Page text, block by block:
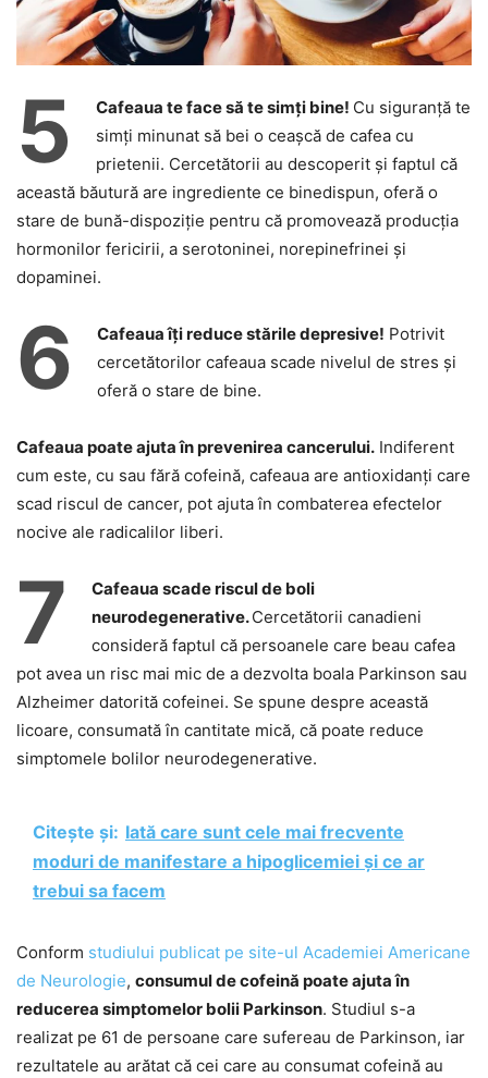
5 Cafeaua te face să te simți bine! Cu siguranță te
simți minunat să bei o ceașcă de cafea cu
prietenii. Cercetătorii au descoperit și faptul că
această băutură are ingrediente ce binedispun, oferă o
stare de bună-dispoziție pentru că promovează producția
hormonilor fericirii, a serotoninei, norepinefrinei și
dopaminei.
6 Cafeaua îți reduce stările depresive! Potrivit
cercetătorilor cafeaua scade nivelul de stres și
oferă o stare de bine.
Cafeaua poate ajuta în prevenirea cancerului. Indiferent
cum este, cu sau fără cofeină, cafeaua are antioxidanți care
scad riscul de cancer, pot ajuta în combaterea efectelor
nocive ale radicalilor liberi.
7
Cafeaua scade riscul de boli
neurodegenerative.Cercetătorii canadieni
consideră faptul că persoanele care beau cafea
pot avea un risc mai mic de a dezvolta boala Parkinson sau
Alzheimer datorită cofeinei. Se spune despre această
licoare, consumată în cantitate mică, că poate reduce
simptomele bolilor neurodegenerative.
Citește și: Iată care sunt cele mai frecvente
moduri de manifestare a hipoglicemiei și ce ar
trebui sa facem
Conform studiului publicat pe site-ul Academiei Americane
de Neurologie, consumul de cofeină poate ajuta în
reducerea simptomelor bolii Parkinson. Studiul s-a
realizat pe 61 de persoane care sufereau de Parkinson, iar
rezultatele au arătat că cei care au consumat cofeină au